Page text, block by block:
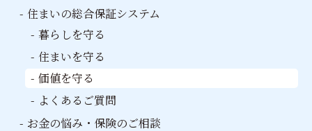
住まいの総合保証システム
暮らしを守る
住まいを守る
価値を守る
よくあるご質問
お金の悩み・保険のご相談